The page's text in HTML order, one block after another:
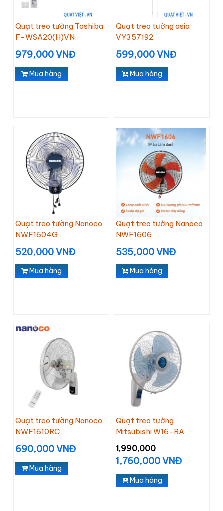
Quạt treo tường Toshiba
F-WSA20(H)VN
979,000 VNĐ
Mua hàng
Quạt treo tường asia
VY357192
599,000 VNĐ
Mua hàng
Quạt treo tường Nanoco
NWF1604G
520,000 VNĐ
Mua hàng
Quạt treo tường Nanoco
NWF1606
535,000 VNĐ
Mua hàng
Quạt treo tường Nanoco
NWF1610RC
690,000 VNĐ
Mua hàng
Quạt treo tường
Mitsubishi W16-RA
1,990,000
1,760,000 VNĐ
Mua hàng